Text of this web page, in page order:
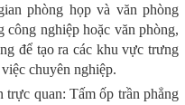
phòng họp và văn phòng
nghiệp hoặc văn phòng,
để tạo ra các khu vực trưng
chuyên nghiệp.
trực quan: Tấm ốp trần phẳng